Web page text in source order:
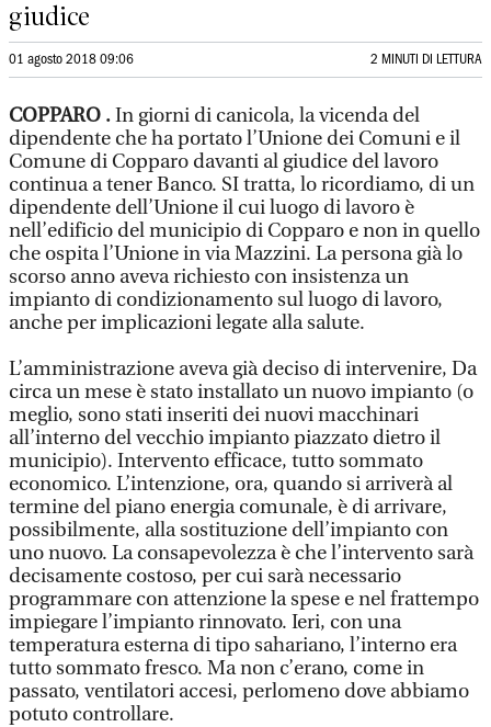
giudice
01 agosto 2018 09:06 2 MINUTI DI LETTURA
COPPARO .In giorni di canicola, la vicenda del
dipendente che ha portato l’Unione dei Comuni e il
Comune di Copparo davanti al giudice del lavoro
continua a tener Banco. SI tratta, lo ricordiamo, di un
dipendente dell’Unione il cui luogo di lavoro è
nell’edificio del municipio di Copparo e non in quello
che ospita l’Unione in via Mazzini. La persona già lo
scorso anno aveva richiesto con insistenza un
impianto di condizionamento sul luogo di lavoro,
anche per implicazioni legate alla salute.
L’amministrazione aveva già deciso di intervenire, Da
circa un mese è stato installato un nuovo impianto (o
meglio, sono stati inseriti dei nuovi macchinari
all’interno del vecchio impianto piazzato dietro il
municipio). Intervento efficace, tutto sommato
economico. L’intenzione, ora, quando si arriverà al
termine del piano energia comunale, è di arrivare,
possibilmente, alla sostituzione dell’impianto con
uno nuovo. La consapevolezza è che l’intervento sarà
decisamente costoso, per cui sarà necessario
programmare con attenzione la spese e nel frattempo
impiegare l’impianto rinnovato. Ieri, con una
temperatura esterna di tipo sahariano, l’interno era
tutto sommato fresco. Ma non c’erano, come in
passato, ventilatori accesi, perlomeno dove abbiamo
potuto controllare.